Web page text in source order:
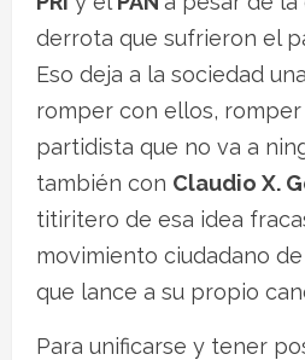
derrota que sufrieron el
Eso deja a la sociedad
romper con ellos, romper
partidista que no va a
también con Claudio X.
titiritero de esa idea
movimiento ciudadano
que lance a su propio
Para unificarse y tener